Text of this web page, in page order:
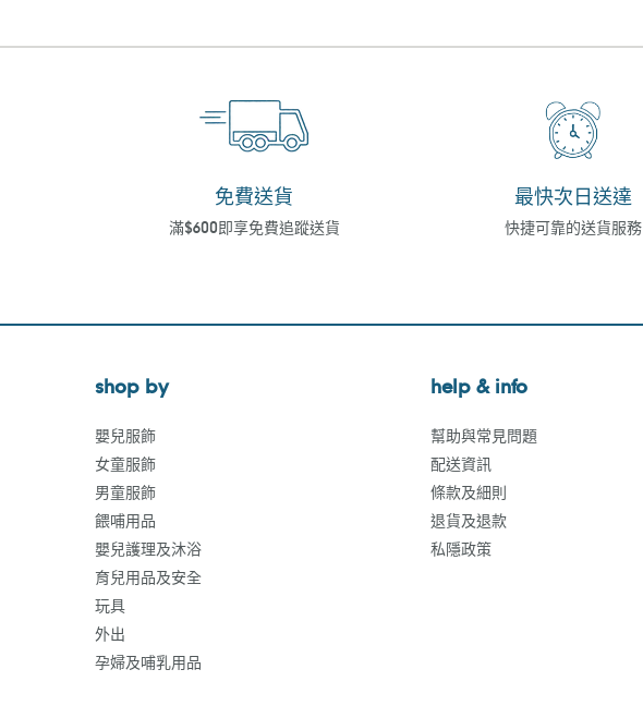
免費送貨
滿$600即享免費追蹤送貨
最快次日送達
快捷可靠的送貨服務
shop by
嬰兒服飾
女童服飾
男童服飾
餵哺用品
嬰兒護理及沐浴
育兒用品及安全
玩具
外出
孕婦及哺乳用品
help & info
幫助與常見問題
配送資訊
條款及細則
退貨及退款
私隱政策